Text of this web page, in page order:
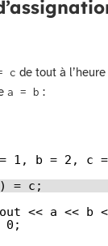
c de tout à
a = b :
1, b = 2, c
= c;
<< a << b
0;